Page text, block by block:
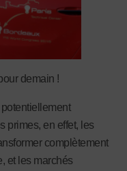
demain !
primes, en effet, les
complètement
et les marchés